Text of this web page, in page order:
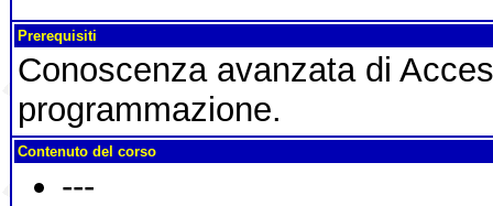
Prerequisiti
Conoscenza avanzata di
programmazione.
Contenuto del corso
---